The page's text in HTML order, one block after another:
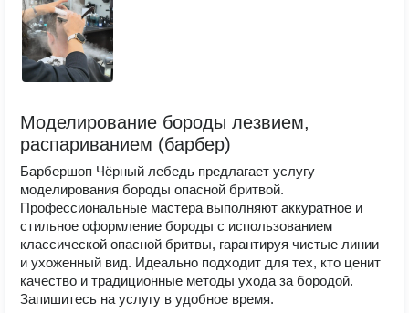
Моделирование бороды лезвием,
распариванием (барбер)
Барбершоп Чёрный лебедь предлагает услугу
моделирования бороды опасной бритвой.
Профессиональные мастера выполняют аккуратное и
стильное оформление бороды с использованием
классической опасной бритвы, гарантируя чистые линии
и ухоженный вид. Идеально подходит для тех, кто ценит
качество и традиционные методы ухода за бородой.
Запишитесь на услугу в удобное время.